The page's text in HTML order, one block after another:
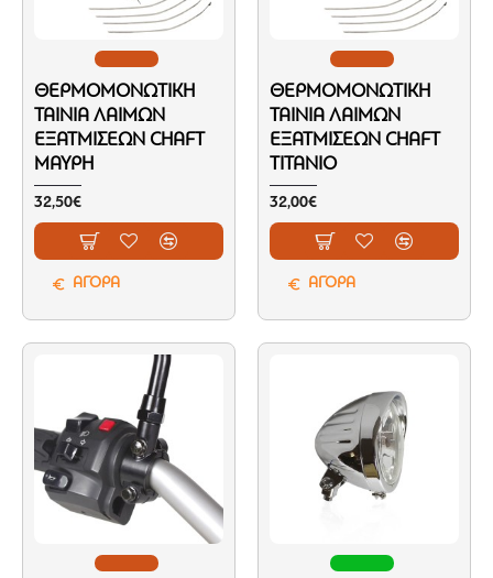
ΘΕΡΜΟΜΟΝΩΤΙΚΉ
ΤΑΙΝΊΑ ΛΑΙΜΏΝ
ΕΞΑΤΜΊΣΕΩΝ CHAFT
ΜΑΎΡΗ
32,50€
ΑΓΟΡΑ
ΘΕΡΜΟΜΟΝΩΤΙΚΉ
ΤΑΙΝΊΑ ΛΑΙΜΏΝ
ΕΞΑΤΜΊΣΕΩΝ CHAFT
ΤΙΤΆΝΙΟ
32,00€
ΑΓΟΡΑ